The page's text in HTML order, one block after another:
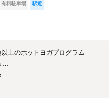
有料駐車場 駅近
上のホットヨガプログラム
…
…